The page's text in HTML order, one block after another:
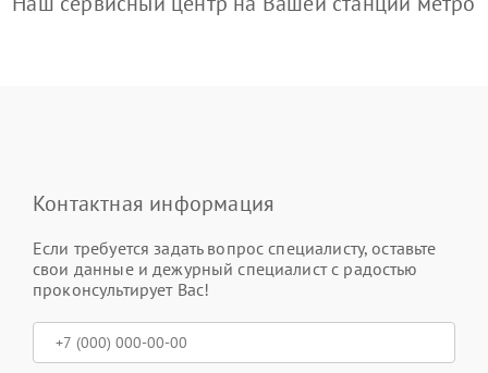
Контактная информация
Если требуется задать вопрос специалисту, оставьте
свои данные и дежурный специалист с радостью
проконсультирует Вас!